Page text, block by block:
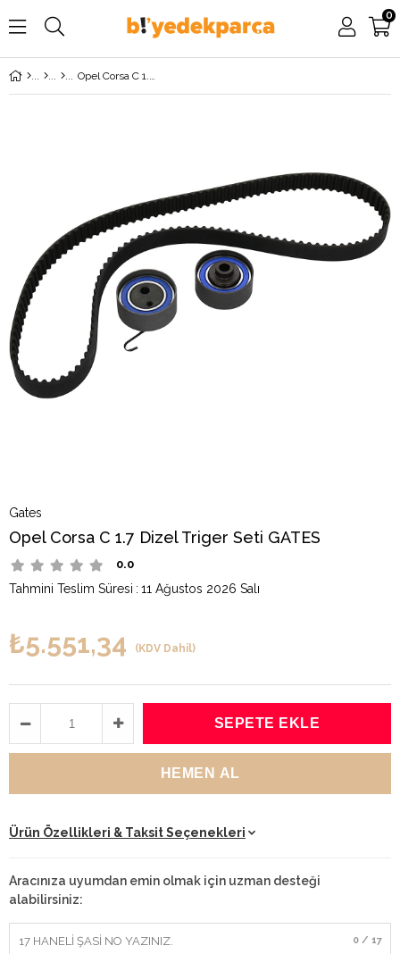
0
Opel Corsa C 1.7 Dizel Triger Seti GATES
Gates
Opel Corsa C 1.7 Dizel Triger Seti GATES
0.0
Tahmini Teslim Süresi : 11 Ağustos 2026 Salı
₺5.551,34 (KDV Dahil)
Ürün Özellikleri & Taksit Seçenekleri
Aracınıza uyumdan emin olmak için uzman desteği
alabilirsiniz:
0 / 17